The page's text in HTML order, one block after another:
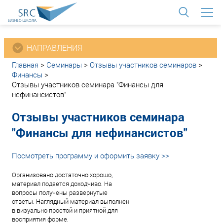
НАПРАВЛЕНИЯ
Главная > Семинары > Отзывы участников семинаров >
Финансы >
Отзывы участников семинара "Финансы для
нефинансистов"
Отзывы участников семинара
"Финансы для нефинансистов"
Посмотреть программу и оформить заявку >>
Организовано достаточно хорошо,
материал подается доходчиво. На
вопросы получены развернутые
ответы. Наглядный материал выполнен
в визуально простой и приятной для
восприятия форме.